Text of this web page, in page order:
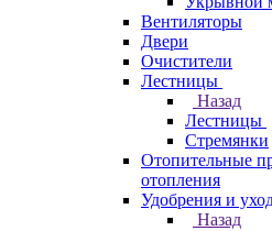
Вентиляторы
Двери
Очистители
Лестницы
Назад
Лестницы
Стремянки
Отопительные
отопления
Удобрения и
Назад